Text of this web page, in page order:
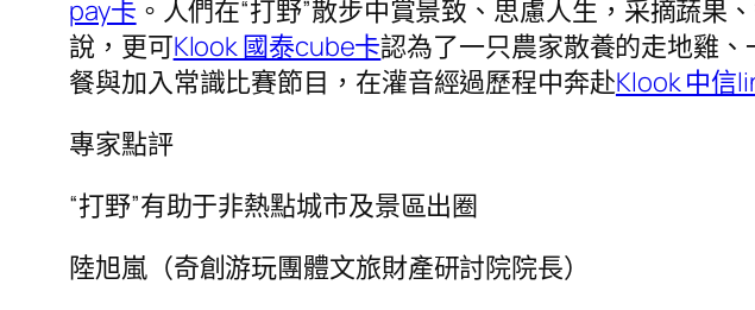
pay卡 。人們在“打野”散步中賞景致、思慮人生，采摘蔬
說，更可Klook 國泰cube卡認為了一只農家散養的走地雞
餐與加入常識比賽節目，在灌音經過歷程中奔赴Klook 中信
專家點評
“打野”有助于非熱點城市及景區出圈
陸旭嵐（奇創游玩團體文旅財產研討院院長）